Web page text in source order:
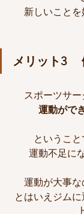
新しいことを
メリット3　
スポーツサ
運動がで
というこ
運動不足に
運動が大事な
とはいえジム